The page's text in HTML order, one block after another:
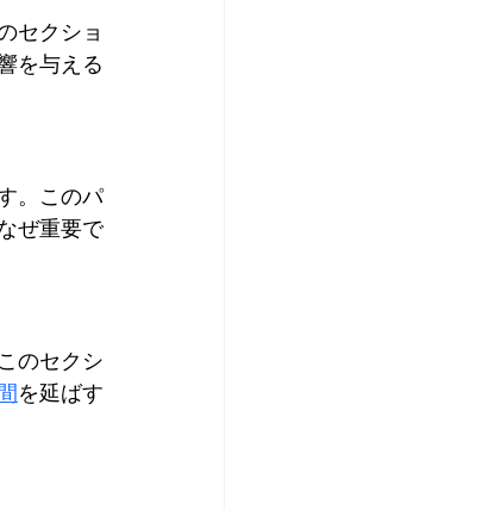
セクショ
を与える
。このパ
ぜ重要で
のセクシ
を延ばす